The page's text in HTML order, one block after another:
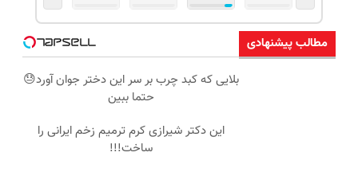
مطالب پیشنهادی
بلایی که کبد چرب بر سر این دختر جوان آورد😓
حتما ببین
این دکتر شیرازی کرم ترمیم زخم ایرانی را
ساخت!!!